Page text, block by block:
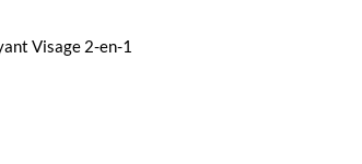
Visage 2-en-1